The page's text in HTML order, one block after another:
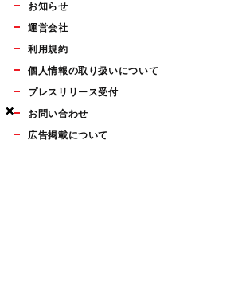
×
×
×
お知らせ
運営会社
利用規約
個人情報の取り扱いについて
プレスリリース受付
お問い合わせ
広告掲載について